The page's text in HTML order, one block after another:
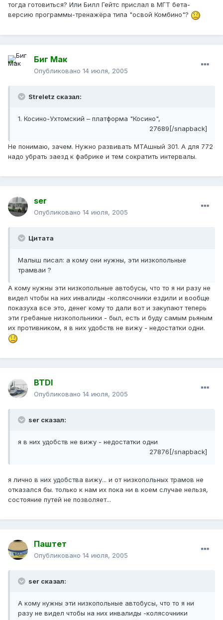
тогда готовиться? Или Билл Гейтс прислал в МГТ бета-
версию программы-тренажёра типа "освой Комбино"?
Биг Мак
Опубликовано 14 июля, 2005
Streletz сказал:
1. Косино-Ухтомский – платформа "Косино",
27689[/snapback]
Не понимаю, зачем. Нужно развивать МТАшный 301. А для 772
надо убрать заезд к фабрике и тем сократить интервалы.
ser
Опубликовано 14 июля, 2005
Цитата
Малыш писал: а кому они нужны, эти низкопольные
трамваи ?
А кому нужны эти низкопольные автобусы, что то я ни разу не
видел чтобы на них инвалиды -колясочники ездили и вообще
показуха все это, денег кому то дали вот и закупают теперь
эти гребаные низкопольники - был, есть и буду самым рьяным
их противником, я в них удобств не вижу - недостатки одни.
BTDI
Опубликовано 14 июля, 2005
ser сказал:
я в них удобств не вижу - недостатки одни
27876[/snapback]
я лично в них удобства вижу... и от низкопольных трамов не
отказался бы. только к нам их пока ни в коем случае нельзя,
состояние путей не позволяет...
Паштет
Опубликовано 14 июля, 2005
ser сказал:
А кому нужны эти низкопольные автобусы, что то я ни
разу не видел чтобы на них инвалиды -колясочники